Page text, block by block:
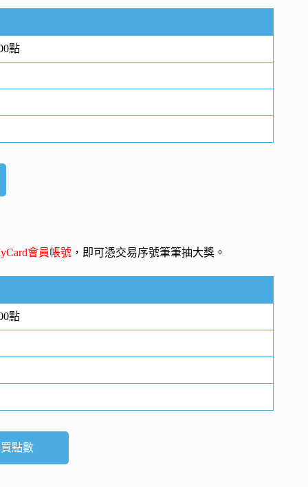
點
會員帳號 ，即可憑交易序號筆筆抽大獎。
點
點數